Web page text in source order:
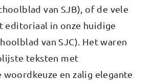
van SJB), of de vele
editoriaal in onze huidige
van SJC). Het waren
teksten met
en zalig elegante